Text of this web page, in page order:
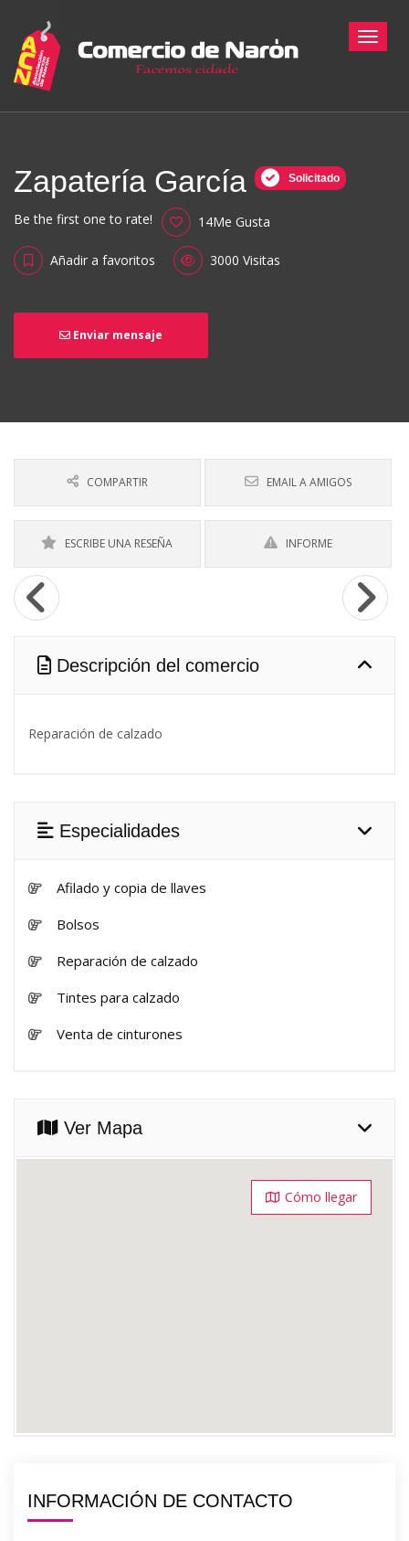
Zapatería García Solicitado
Be the first one to rate! 14Me Gusta
Añadir a favoritos 3000 Visitas
Enviar mensaje
COMPARTIR EMAIL A AMIGOS
ESCRIBE UNA RESEÑA INFORME
Descripción del comercio
Reparación de calzado
Especialidades
Afilado y copia de llaves
Bolsos
Reparación de calzado
Tintes para calzado
Venta de cinturones
Ver Mapa
Cómo llegar
INFORMACIÓN DE CONTACTO